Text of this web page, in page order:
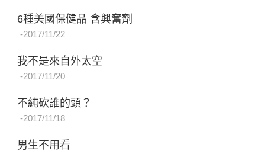
6種美國保健品 含興奮劑
2017/11/22
我不是來自外太空
2017/11/20
不純砍誰的頭？
2017/11/18
男生不用看